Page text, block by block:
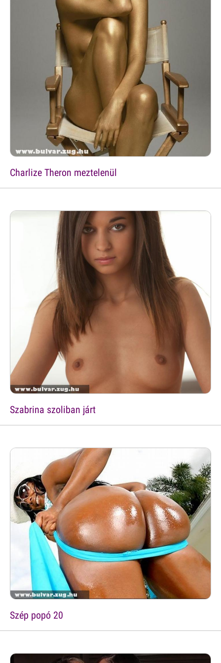
Charlize Theron meztelenül
Szabrina szoliban járt
Szép popó 20